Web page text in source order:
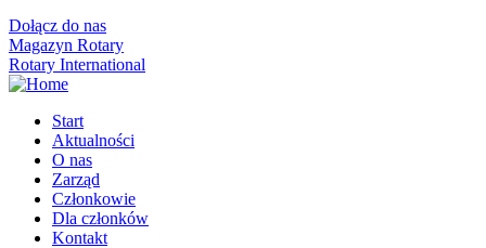
Dołącz do nas
Magazyn Rotary
Rotary International
Start
Aktualności
O nas
Zarząd
Członkowie
Dla członków
Kontakt